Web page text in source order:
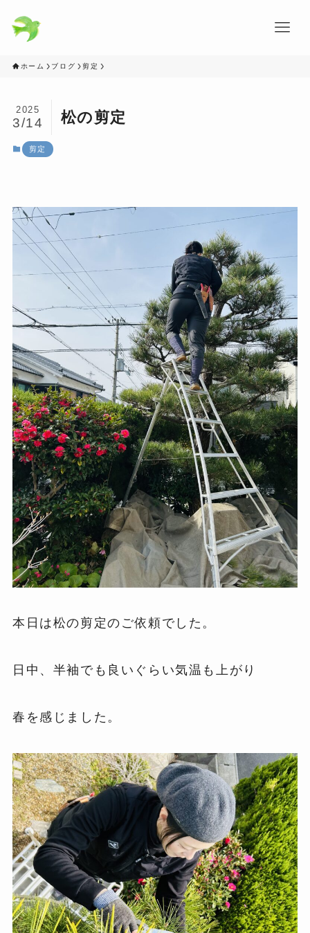
ホーム ブログ 剪定
松の剪定
2025
3/14
剪定
本日は松の剪定のご依頼でした。
日中、半袖でも良いぐらい気温も上がり
春を感じました。